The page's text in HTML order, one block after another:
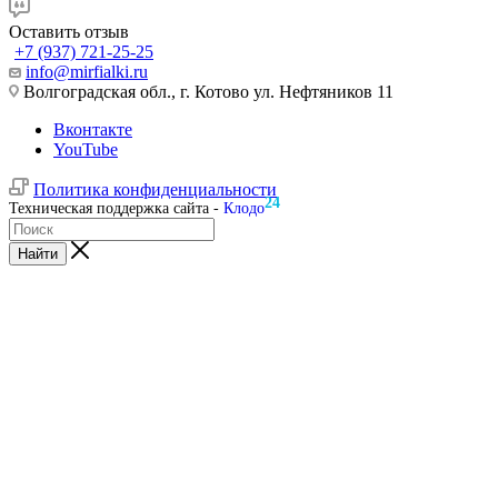
Оставить отзыв
+7 (937) 721-25-25
info@mirfialki.ru
Волгоградская обл., г. Котово ул. Нефтяников 11
Вконтакте
YouTube
Политика конфиденциальности
Техническая поддержка сайта - Клодо24
Найти